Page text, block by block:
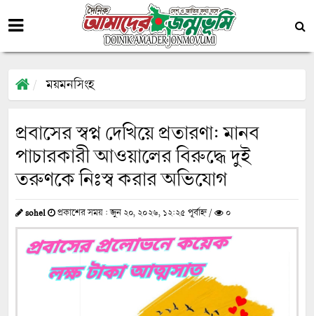
ময়মনসিংহ
প্রবাসের স্বপ্ন দেখিয়ে প্রতারণা: মানব
পাচারকারী আওয়ালের বিরুদ্ধে দুই
তরুণকে নিঃস্ব করার অভিযোগ
sohel প্রকাশের সময় : জুন ২০, ২০২৬, ১২:২৫ পূর্বাহ্ন / ০